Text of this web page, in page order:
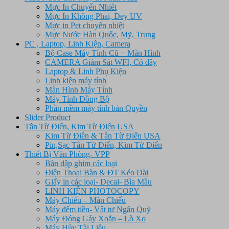
Mực In Chuyển Nhiêt
Mực In Không Phai, Dey UV
Mực in Pet chuyển nhiệt
Mực Nước Hàn Quốc, Mỹ, Trung
PC , Laptop, Linh Kiện, Camera
Bộ Case Máy Tính Cũ + Màn Hình
CAMERA Giám Sát WFI, Có dây
Laptop & Linh Phụ Kiện
Linh kiện máy tính
Màn Hình Máy Tính
Máy Tính Đồng Bộ
Phần mềm máy tính bản Quyền
Slider Product
Tân Từ Điển, Kim Từ Điển USA
Kim Từ Điên & Tân Từ Điển USA
Pin,Sạc Tân Từ Điển, Kim Từ Điển
Thiết Bị Văn Phòng- VPP
Bàn dập ghim các loại
Điện Thoại Bàn & ĐT Kéo Dài
Giấy in các loại- Decal- Bìa Mầu
LINH KIỆN PHOTOCOPY
Máy Chiếu – Màn Chiếu
Máy đếm tiền- Vật tư Ngân Quỹ
Máy Đóng Gáy Xoắn – Lò Xo